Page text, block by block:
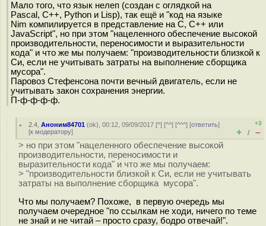
Мало того, что язык нелеп (создан с оглядкой на
Pascal, C++, Python и Lisp), так ещё и "код на языке
Nim компилируется в представление на C, C++ или
JavaScript", но при этом "нацеленного обеспечение высокой
производительности, переносимости и выразительности
кода" и что же мы получаем: "производительности близкой к
Си, если не учитывать затраты на выполнение сборщика
мусора".
Паровоз Стефенсона почти вечный двигатель, если не
учитывать закон сохранения энергии.
П-ф-ф-ф-ф.
2.4 ,Аноним84701 (ok), 00:12, 09/09/2017 [^] [^^] [^^^] [ответить]
[к модератору]
+3
+ / –
> но при этом "нацеленного обеспечение высокой
производительности, переносимости и
выразительности кода" и что же мы получаем:
> "производительности близкой к Си, если не учитывать
затраты на выполнение сборщика мусора".
Что мы получаем? Похоже, в первую очередь мы
получаем очередное "по ссылкам не ходи, ничего по теме
не знай и не читай – просто сразу, бодро отвечай!".